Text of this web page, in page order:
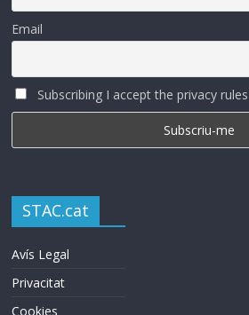
Email
Subscribing I accept the privacy
STAC.cat
Avís Legal
Privacitat
Cookies